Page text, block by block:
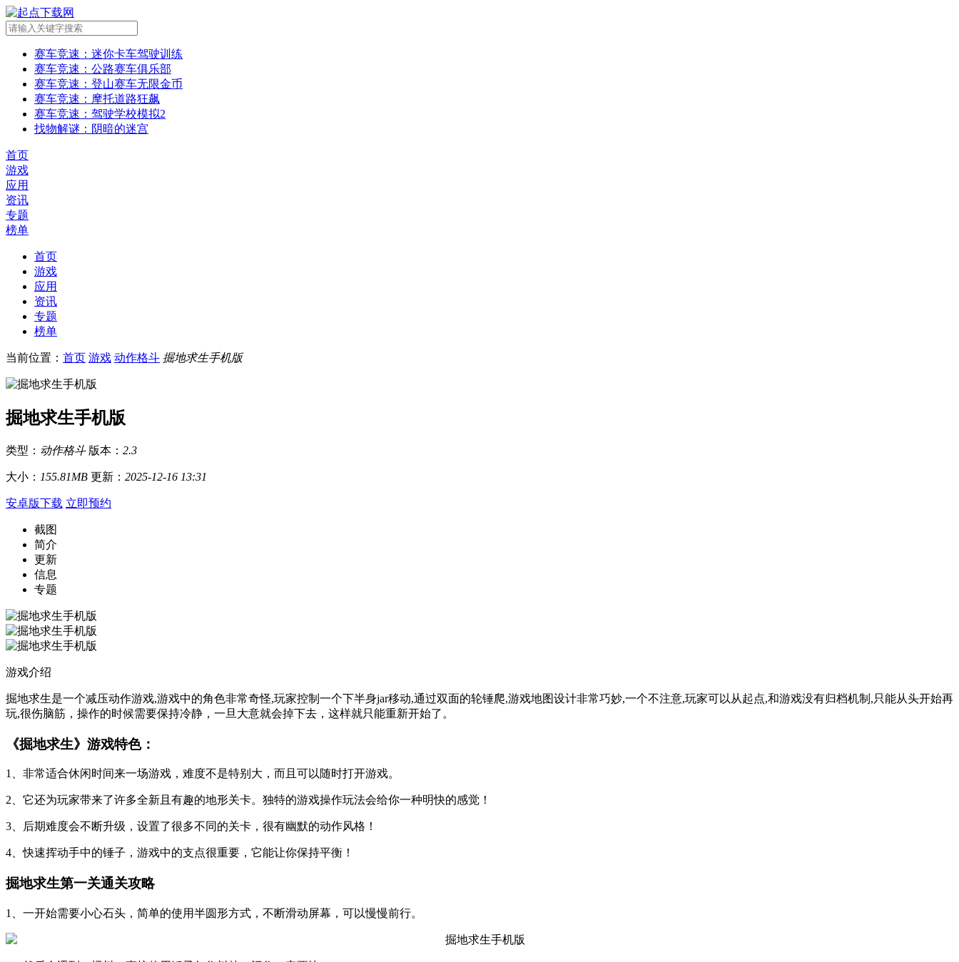
赛车竞速 ：迷你卡车驾驶训练
赛车竞速 ：公路赛车俱乐部
赛车竞速 ：登山赛车无限金币
赛车竞速 ：摩托道路狂飙
赛车竞速 ：驾驶学校模拟2
找物解谜 ：阴暗的迷宫
首页
游戏
应用
资讯
专题
榜单
首页
游戏
应用
资讯
专题
榜单
当前位置： 首页 游戏 动作格斗 掘地求生手机版
掘地求生手机版
类型： 动作格斗 版本： 2.3
大小： 155.81MB 更新： 2025-12-16 13:31
安卓版下载 立即预约
截图
简介
更新
信息
专题
游戏介绍
掘地求生是一个减压动作游戏,游戏中的角色非常奇怪,玩家控制一个下半身jar移动,通过双面的轮锤爬,游戏地图设计非常巧妙,一个不注意,玩家可以从起点,和游戏没有归档机制,只能从头开始再
玩,很伤脑筋，操作的时候需要保持冷静，一旦大意就会掉下去，这样就只能重新开始了。
《掘地求生》游戏特色：
1、非常适合休闲时间来一场游戏，难度不是特别大，而且可以随时打开游戏。
2、它还为玩家带来了许多全新且有趣的地形关卡。独特的游戏操作玩法会给你一种明快的感觉！
3、后期难度会不断升级，设置了很多不同的关卡，很有幽默的动作风格！
4、快速挥动手中的锤子，游戏中的支点很重要，它能让你保持平衡！
掘地求生第一关通关攻略
1、一开始需要小心石头，简单的使用半圆形方式，不断滑动屏幕，可以慢慢前行。